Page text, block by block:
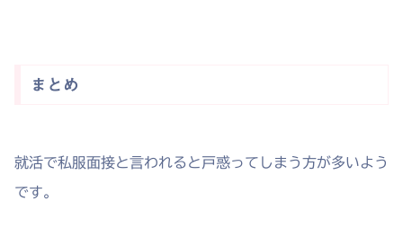
まとめ
就活で私服面接と言われると戸惑ってしまう方が多いよう
です。